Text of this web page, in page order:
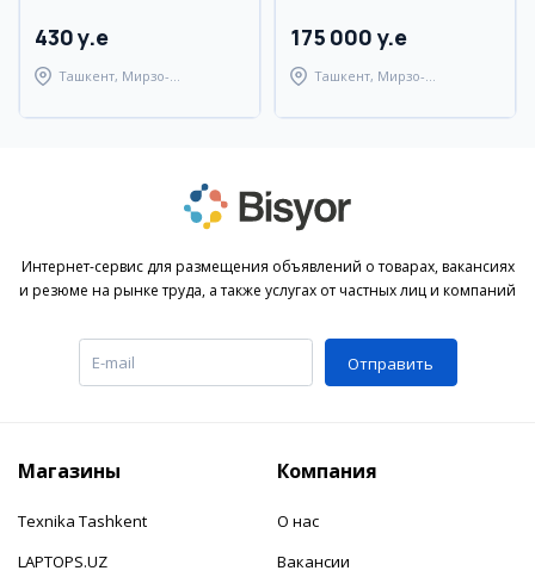
430 y.e
Ташкент, Мирзо-
175 000 y.e
Ташкент, Мирзо-
Интернет-сервис для размещения объявлений о товарах, вакансиях
и резюме на рынке труда, а также услугах от частных лиц и компаний
Отправить
Магазины
Texnika Tashkent
LAPTOPS.UZ
Компания
О нас
Вакансии